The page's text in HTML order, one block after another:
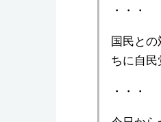
・・・
国民と
ちに自民
・・・